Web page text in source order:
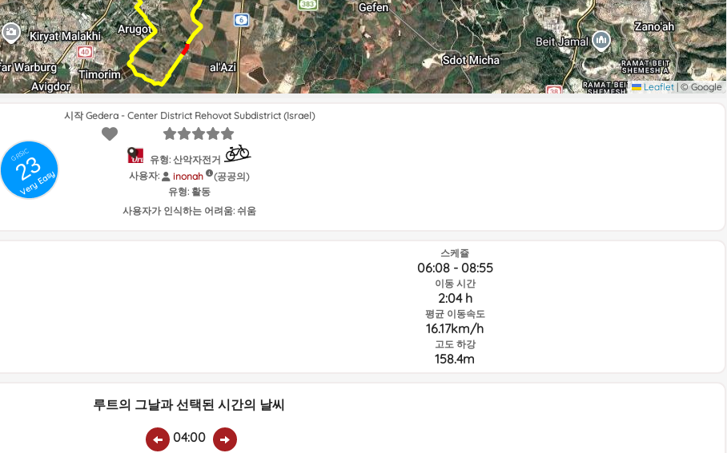
Leaflet | © Google
GRSIC
23
Very Easy
시작 Gedera - Center District Rehovot Subdistrict (Israel)
유형: 산악자전거
사용자:
inonah
(공공의)
유형: 활동
사용자가 인식하는 어려움: 쉬움
스케쥴
06:08 - 08:55
이동 시간
2:04 h
평균 이동속도
16.17km/h
고도 하강
158.4m
루트의 그날과 선택된 시간의 날씨
04:00